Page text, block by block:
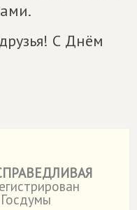
С Днём